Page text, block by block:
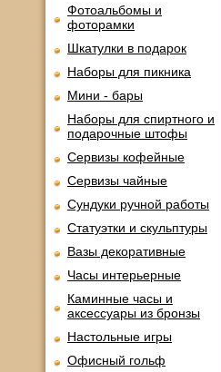
Фотоальбомы и
фоторамки
Шкатулки в подарок
Наборы для пикника
Мини - бары
Наборы для спиртного и
подарочные штофы
Сервизы кофейные
Сервизы чайные
Сундуки ручной работы
Статуэтки и скульптуры
Вазы декоративные
Часы интерьерные
Каминные часы и
аксессуары из бронзы
Настольные игры
Офисный гольф